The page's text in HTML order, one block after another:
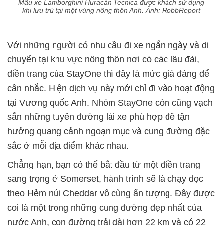
Mẫu xe Lamborghini Huracán Tecnica được khách sử dụng
khi lưu trú tại một vùng nông thôn Anh. Ảnh: RobbReport
Với những người có nhu cầu đi xe ngắn ngày và di
chuyển tại khu vực nông thôn nơi có các lâu đài,
điền trang của StayOne thì đây là mức giá đáng để
cân nhắc. Hiện dịch vụ này mới chỉ đi vào hoạt động
tại Vương quốc Anh. Nhóm StayOne còn cũng vạch
sẵn những tuyến đường lái xe phù hợp để tận
hưởng quang cảnh ngoạn mục và cung đường đặc
sắc ở mỗi địa điểm khác nhau.
Chẳng hạn, bạn có thể bắt đầu từ một điền trang
sang trọng ở Somerset, hành trình sẽ là chạy dọc
theo Hẻm núi Cheddar vô cùng ấn tượng. Đây được
coi là một trong những cung đường đẹp nhất của
nước Anh, con đường trải dài hơn 22 km và có 22